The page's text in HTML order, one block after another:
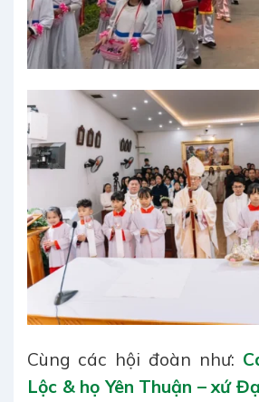
Cùng các hội đoàn như:
Lộc & họ Yên Thuận – xứ